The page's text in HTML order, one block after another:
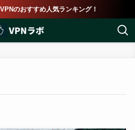
のおすすめ人気ランキング！